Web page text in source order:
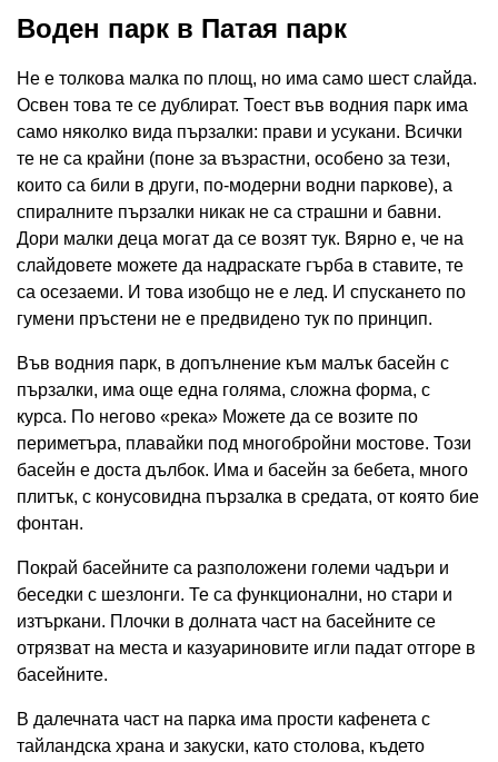
Воден парк в Патая парк
Не е толкова малка по площ, но има само шест слайда.
Освен това те се дублират. Тоест във водния парк има
само няколко вида пързалки: прави и усукани. Всички
те не са крайни (поне за възрастни, особено за тези,
които са били в други, по-модерни водни паркове), а
спиралните пързалки никак не са страшни и бавни.
Дори малки деца могат да се возят тук. Вярно е, че на
слайдовете можете да надраскате гърба в ставите, те
са осезаеми. И това изобщо не е лед. И спускането по
гумени пръстени не е предвидено тук по принцип.
Във водния парк, в допълнение към малък басейн с
пързалки, има още една голяма, сложна форма, с
курса. По негово «река» Можете да се возите по
периметъра, плавайки под многобройни мостове. Този
басейн е доста дълбок. Има и басейн за бебета, много
плитък, с конусовидна пързалка в средата, от която бие
фонтан.
Покрай басейните са разположени големи чадъри и
беседки с шезлонги. Те са функционални, но стари и
изтъркани. Плочки в долната част на басейните се
отрязват на места и казуариновите игли падат отгоре в
басейните.
В далечната част на парка има прости кафенета с
тайландска храна и закуски, като столова, където